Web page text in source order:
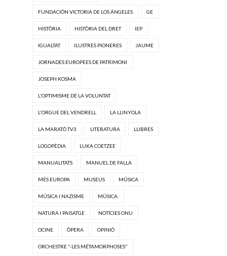
FUNDACIÓN VICTORIA DE LOS ÁNGELES GE
HISTÒRIA HISTÒRIA DEL DRET IEP
IGUALTAT ILUSTRES PIONERES JAUME
JORNADES EUROPEES DE PATRIMONI
JOSEPH KOSMA
L'OPTIMISME DE LA VOLUNTAT
L'ORGUE DEL VENDRELL LA LLINYOLA
LA MARATÓ TV3 LITERATURA LLIBRES
LOGOPÈDIA LUKA COETZEE
MANUALITATS MANUEL DE FALLA
MÉS EUROPA MUSEUS MÚSICA
MÚSICA I NAZISME MÚSICA.
NATURA I PAISATGE NOTÍCIES ONU
OCINE ÒPERA OPINIÓ
ORCHESTRE "·LES MÉTAMORPHOSES"